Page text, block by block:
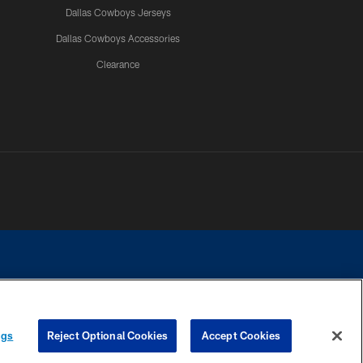
Dallas Cowboys Jerseys
Dallas Cowboys Accessories
Clearance
contact with any person to request personal or financial information.
COOKIE SETTINGS PREFERENCE CENTER
Reject Optional Cookies Accept Cookies